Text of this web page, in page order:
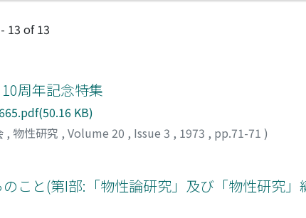
13 of 13
10周年記念特集
KB)
, 物性研究 , Volume 20 , Issue 3 , 1973 , pp.71-71 )
こと(第I部:「物性論研究」及び「物性研究